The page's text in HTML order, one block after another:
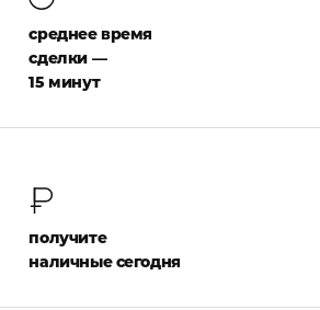
среднее время
сделки —
15 минут
получите
наличные сегодня